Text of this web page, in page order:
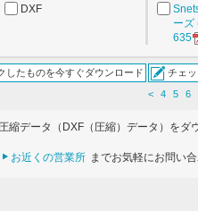
DXF
ーズ
635
したものを今すぐダウンロード
チェ
<
4 5 6
データ（DXF（圧縮）データ）をダ
お近くの営業所 までお気軽にお問い合